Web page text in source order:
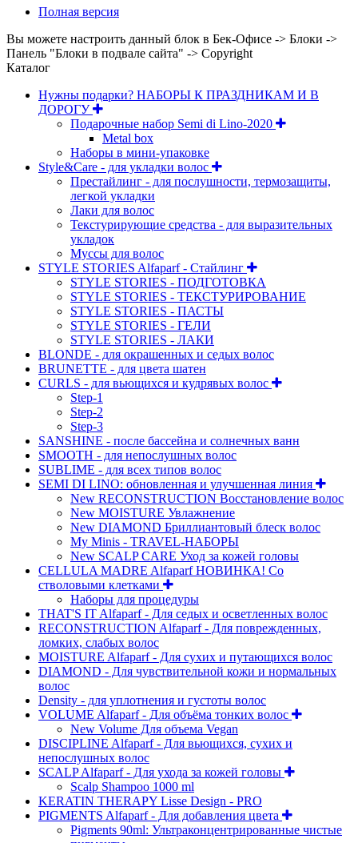
Полная версия
Вы можете настроить данный блок в Бек-Офисе -> Блоки ->
Панель "Блоки в подвале сайта" -> Copyright
Каталог
Нужны подарки? НАБОРЫ К ПРАЗДНИКАМ И В
ДОРОГУ
Подарочные набор Semi di Lino-2020
Metal box
Наборы в мини-упаковке
Style&Care - для укладки волос
Престайлинг - для послушности, термозащиты,
легкой укладки
Лаки для волос
Текстурирующие средства - для выразительных
укладок
Муссы для волос
STYLE STORIES Alfaparf - Стайлинг
STYLE STORIES - ПОДГОТОВКА
STYLE STORIES - ТЕКСТУРИРОВАНИЕ
STYLE STORIES - ПАСТЫ
STYLE STORIES - ГЕЛИ
STYLE STORIES - ЛАКИ
BLONDE - для окрашенных и седых волос
BRUNETTE - для цвета шатен
CURLS - для вьющихся и кудрявых волос
Step-1
Step-2
Step-3
SANSHINE - после бассейна и солнечных ванн
SMOOTH - для непослушных волос
SUBLIME - для всех типов волос
SEMI DI LINO: обновленная и улучшенная линия
New RECONSTRUCTION Восстановление волос
New MOISTURE Увлажнение
New DIAMOND Бриллиантовый блеск волос
My Minis - TRAVEL-НАБОРЫ
New SCALP CARE Уход за кожей головы
CELLULA MADRE Alfaparf НОВИНКА! Со
стволовыми клетками
Наборы для процедуры
THAT'S IT Alfaparf - Для седых и осветленных волос
RECONSTRUCTION Alfaparf - Для поврежденных,
ломких, слабых волос
MOISTURE Alfaparf - Для сухих и путающихся волос
DIAMOND - Для чувствительной кожи и нормальных
волос
Density - для уплотнения и густоты волос
VOLUME Alfaparf - Для объёма тонких волос
New Volume Для объема Vegan
DISCIPLINE Alfaparf - Для вьющихся, сухих и
непослушных волос
SCALP Alfaparf - Для ухода за кожей головы
Scalp Shampoo 1000 ml
KERATIN THERAPY Lisse Design - PRO
PIGMENTS Alfaparf - Для добавления цвета
Pigments 90ml: Ультраконцентрированные чистые